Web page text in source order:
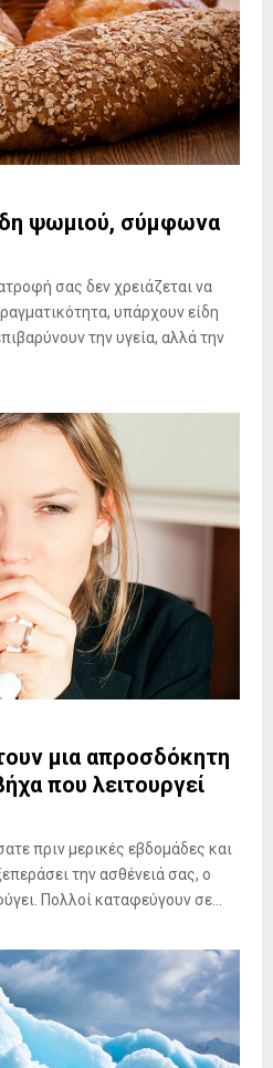
ψωμιού, σύμφωνα
σας δεν χρειάζεται να
υπάρχουν είδη
την υγεία, αλλά την
μια απροσδόκητη
που λειτουργεί
πριν μερικές εβδομάδες και
την ασθένειά σας, ο
Πολλοί καταφεύγουν σε...